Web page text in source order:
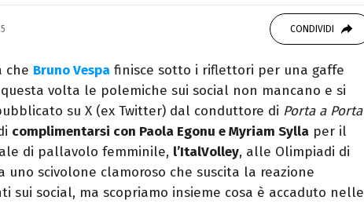
dei Media, mi dedico al mondo
da 10 anni. Ho lavorato come web content editor
CONDIVIDI
che Bruno Vespa finisce sotto i riflettori per una gaffe
volta le polemiche sui social non mancano e si
su X (ex Twitter) dal conduttore di Porta a Porta
complimentarsi con Paola Egonu e Myriam Sylla per il
di pallavolo femminile, l’ItalVolley, alle Olimpiadi di
uno scivolone clamoroso che suscita la reazione
sui social, ma scopriamo insieme cosa è accaduto nelle